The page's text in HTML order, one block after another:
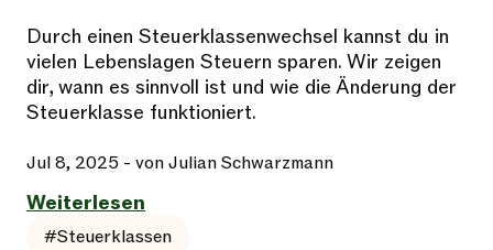
Durch einen Steuerklassenwechsel kannst du in
vielen Lebenslagen Steuern sparen. Wir zeigen
dir, wann es sinnvoll ist und wie die Änderung der
Steuerklasse funktioniert.
Jul 8, 2025 - von Julian Schwarzmann
Weiterlesen
#Steuerklassen